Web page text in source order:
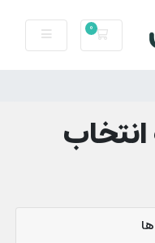
0
کارت خرید